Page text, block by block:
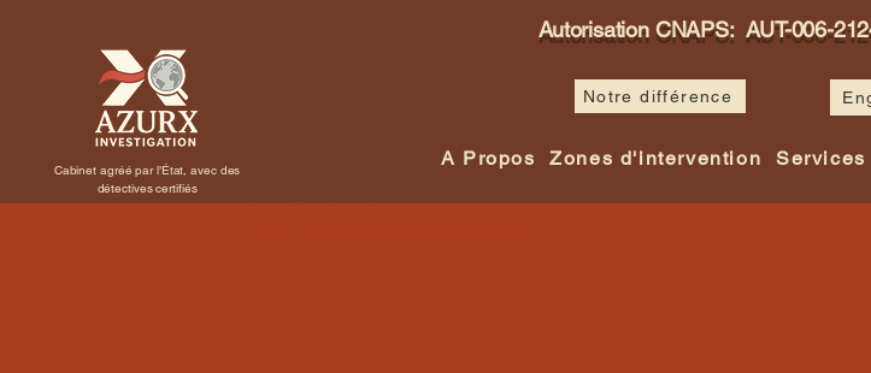
Cabinet agréé par l’État, avec des
détectives certifiés
Autorisation CNAPS: AUT-006-
Notre différence
A Propos Zones d'intervention Services
Preuve d’infidélité à Antibes : enquête discrète, faits datés, rapport structuré